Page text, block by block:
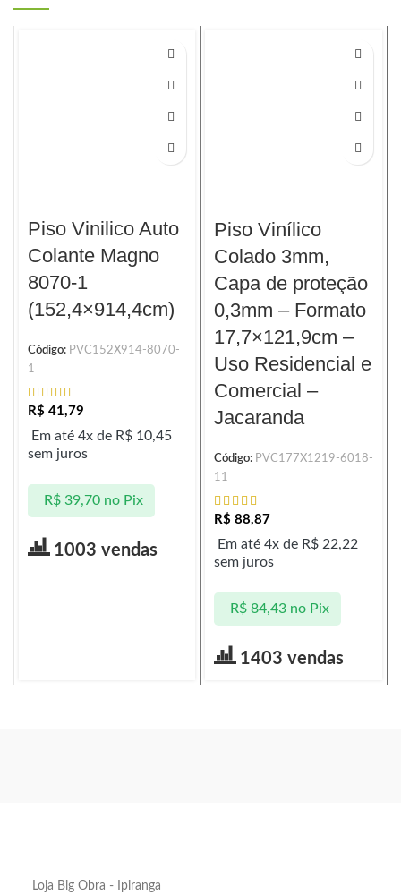
Piso Vinilico Auto
Colante Magno
8070-1
(152,4×914,4cm)
Código: PVC152X914-8070-
1
R$ 41,79
Em até 4x de R$ 10,45
sem juros
R$39,70 no Pix
1003 vendas
Piso Vinílico
Colado 3mm,
Capa de proteção
0,3mm – Formato
17,7×121,9cm –
Uso Residencial e
Comercial –
Jacaranda
Código: PVC177X1219-6018-
11
R$ 88,87
Em até 4x de R$ 22,22
sem juros
R$84,43 no Pix
1403 vendas
Loja Big Obra - Ipiranga